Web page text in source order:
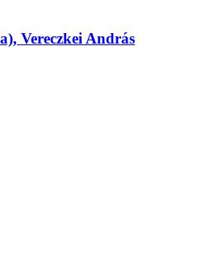
Vereczkei András